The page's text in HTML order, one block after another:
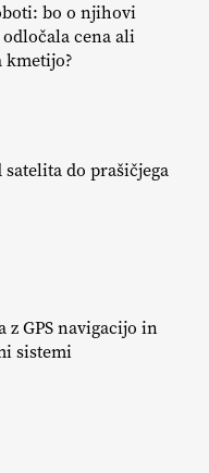
POMLADITEV
UKRAJINA vs.
kmetija
kmetija PR'
OKROGLA
bo o njihovi
cena ali
kmetijo?
do prašičjega
z GPS navigacijo in
sistemi